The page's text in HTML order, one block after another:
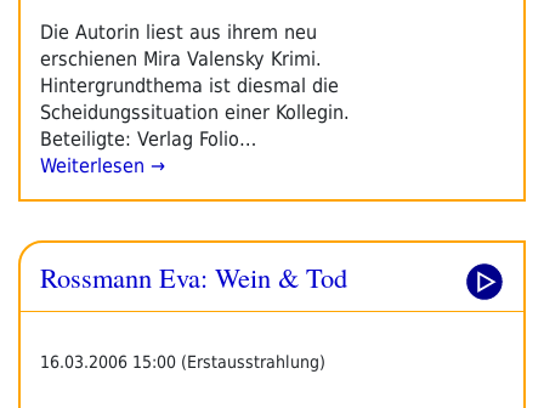
Die Autorin liest aus ihrem neu
erschienen Mira Valensky Krimi.
Hintergrundthema ist diesmal die
Scheidungssituation einer Kollegin.
Beteiligte: Verlag Folio…
Weiterlesen →
Rossmann Eva: Wein & Tod
16.03.2006 15:00 (Erstausstrahlung)